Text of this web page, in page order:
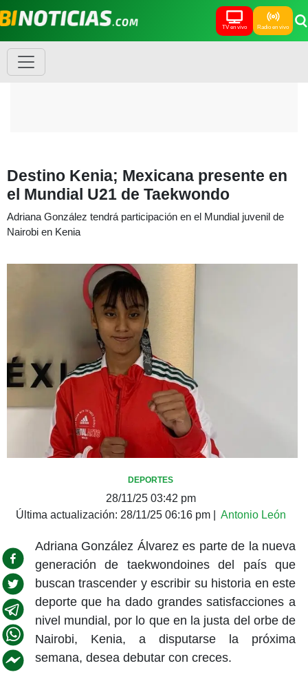
TV en vivo Radio en vivo
Destino Kenia; Mexicana presente en
el Mundial U21 de Taekwondo
Adriana González tendrá participación en el Mundial juvenil de
Nairobi en Kenia
DEPORTES
28/11/25 03:42 pm
Última actualización: 28/11/25 06:16 pm| Antonio León
Adriana González Álvarez es parte de la nueva
generación de taekwondoines del país que
buscan trascender y escribir su historia en este
deporte que ha dado grandes satisfacciones a
nivel mundial, por lo que en la justa del orbe de
Nairobi, Kenia, a disputarse la próxima
semana, desea debutar con creces.